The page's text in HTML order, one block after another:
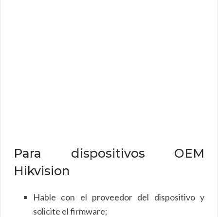
Para dispositivos OEM
Hikvision
Hable con el proveedor del dispositivo y
solicite el firmware;